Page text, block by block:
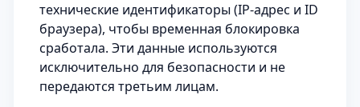
технические идентификаторы (IP-адрес и ID
браузера), чтобы временная блокировка
сработала. Эти данные используются
исключительно для безопасности и не
передаются третьим лицам.